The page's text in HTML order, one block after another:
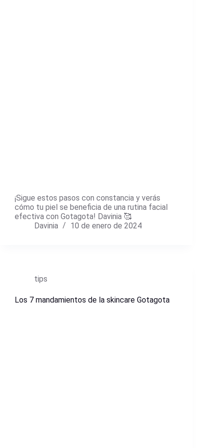
¡Sigue estos pasos con constancia y verás
cómo tu piel se beneficia de una rutina facial
efectiva con Gotagota! Davinia 🥰
Davinia
10 de enero de 2024
tips
Los 7 mandamientos de la skincare Gotagota